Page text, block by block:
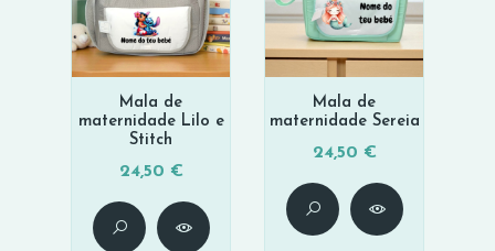
Mala de
maternidade Lilo e
Stitch
24,50 €
Mala de
maternidade Sereia
24,50 €